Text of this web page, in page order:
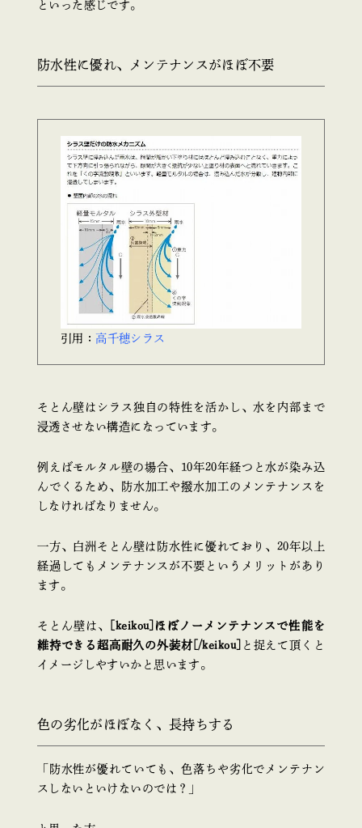
といった感じです。
防水性に優れ、メンテナンスがほぼ不要
引用： 高千穂シラス
そとん壁はシラス独自の特性を活かし、水を内部まで
浸透させない構造になっています。
例えばモルタル壁の場合、10年20年経つと水が染み込
んでくるため、防水加工や撥水加工のメンテナンスを
しなければなりません。
一方、白洲そとん壁は防水性に優れており、20年以上
経過してもメンテナンスが不要というメリットがあり
ます。
そとん壁は、
[keikou]ほぼノーメンテナンスで性能を
維持できる超高耐久の外装材[/keikou]
と捉えて頂くと
イメージしやすいかと思います。
色の劣化がほぼなく、長持ちする
「防水性が優れていても、色落ちや劣化でメンテナン
スしないといけないのでは？」